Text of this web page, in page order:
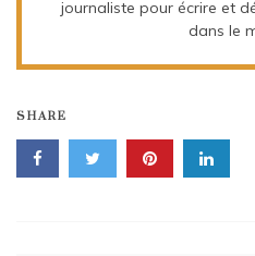
journaliste pour écrire et
dans le
SHARE